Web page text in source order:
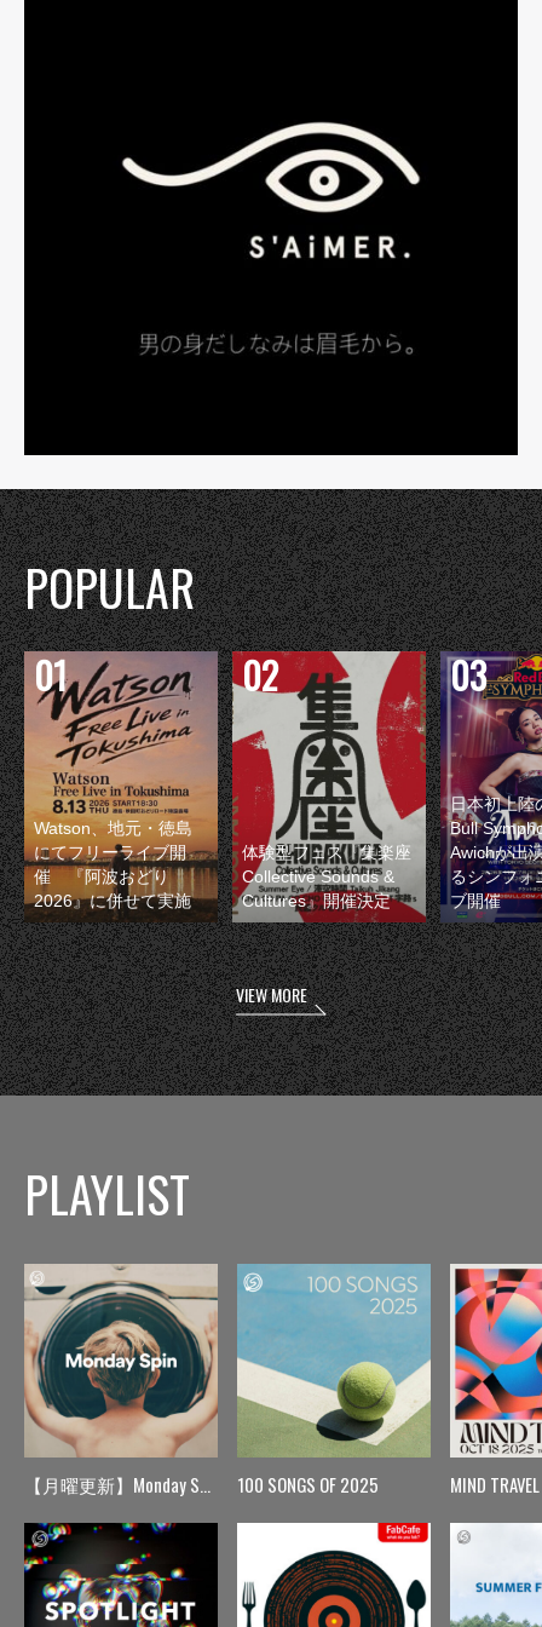
POPULAR
Watson、地元・徳島
にてフリーライブ開
催 『阿波おどり
2026』に併せて実施
体験型フェス『集楽座
Collective Sounds &
Cultures』開催決定
日本初上陸
Bull
Awichが出
るシンフォ
ブ開催
VIEW MORE
PLAYLIST
【月曜更新】Monday Spin 100 SONGS OF 2025 MIND TRAVEL